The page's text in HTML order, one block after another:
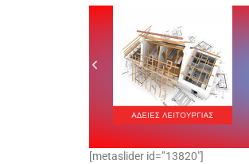
[metaslider id=”13820″]